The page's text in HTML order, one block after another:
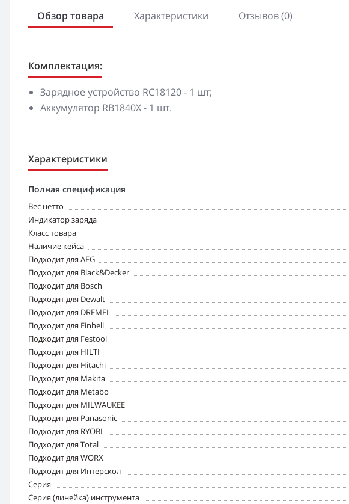
Обзор товара Характеристики Отзывов (0)
Комплектация:
Зарядное устройство RC18120 - 1 шт;
Аккумулятор RB1840X - 1 шт.
Характеристики
Полная спецификация
Вес нетто
Индикатор заряда
Класс товара
Наличие кейса
Подходит для AEG
Подходит для Black&Decker
Подходит для Bosch
Подходит для Dewalt
Подходит для DREMEL
Подходит для Einhell
Подходит для Festool
Подходит для HILTI
Подходит для Hitachi
Подходит для Makita
Подходит для Metabo
Подходит для MILWAUKEE
Подходит для Panasonic
Подходит для RYOBI
Подходит для Total
Подходит для WORX
Подходит для Интерскол
Серия
Серия (линейка) инструмента